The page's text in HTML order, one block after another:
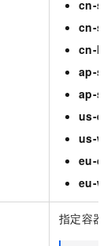
cn-
cn-
cn-
ap-
ap-
us-
us-
eu-
eu-
指定容器